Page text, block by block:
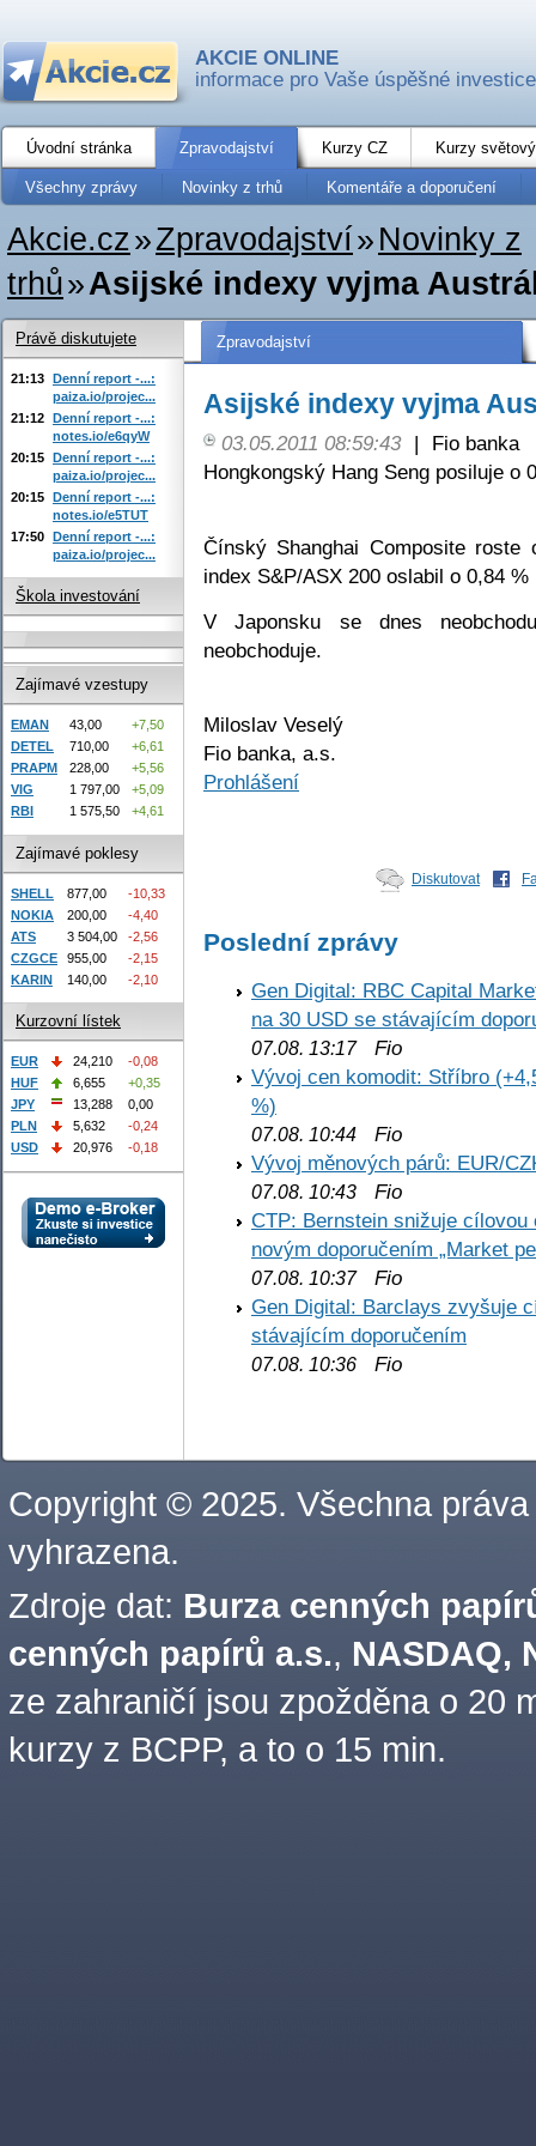
AKCIE ONLINE
informace pro Vaše úspěšné investice
Úvodní stránka Zpravodajství Kurzy CZ Kurzy
Všechny zprávy Novinky z trhů Komentáře a doporučení
Akcie.cz»Zpravodajství» Novinky z
trhů»Asijské indexy vyjma
Zpravodajství
Asijské indexy vyjma
03.05.2011 08:59:43 |
Fio banka
Hongkongský Hang Seng posiluje o
Čínský Shanghai Composite
index S&P/ASX 200 oslabil o 0,84 %
V Japonsku se dnes
neobchoduje.
Miloslav Veselý
Fio banka, a.s.
Prohlášení
Diskutovat
Poslední zprávy
Gen Digital: RBC Capital
na 30 USD se stávajícím
07.08. 13:17Fio
Vývoj cen komodit: Stříbro
%)
07.08. 10:44 Fio
Vývoj měnových párů: EUR/
07.08. 10:43 Fio
CTP: Bernstein snižuje
novým doporučením „Market
07.08. 10:37Fio
Gen Digital: Barclays zvyšuje
stávajícím doporučením
07.08. 10:36 Fio
Právě diskutujete
21:13 Denní report -...:
paiza.io/projec...
21:12 Denní report -...:
notes.io/e6qyW
20:15 Denní report -...:
paiza.io/projec...
20:15 Denní report -...:
notes.io/e5TUT
17:50 Denní report -...:
paiza.io/projec...
Škola investování
Zajímavé vzestupy
EMAN 43,00
+7,50
DETEL
710,00
+6,61
PRAPM
228,00
+5,56
VIG
1 797,00
+5,09
RBI
1 575,50 +4,61
Zajímavé poklesy
SHELL 877,00
-10,33
NOKIA
200,00
-4,40
ATS
3 504,00
-2,56
CZGCE
955,00
-2,15
KARIN
140,00 -2,10
Kurzovní lístek
EUR 24,210
-0,08
HUF
6,655
+0,35
JPY
13,288
0,00
PLN
5,632
-0,24
USD
20,976 -0,18
Copyright © 2025. Všechna práva
vyhrazena.
Zdroje dat: Burza cenných
cenných papírů a.s., NASDAQ,
ze zahraničí jsou zpožděna o 20
kurzy z BCPP, a to o 15 min.